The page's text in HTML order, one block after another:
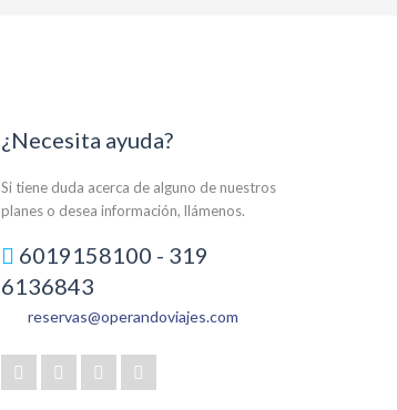
¿Necesita ayuda?
Si tiene duda acerca de alguno de nuestros
planes o desea información, llámenos.
6019158100 - 319
6136843
reservas@operandoviajes.com